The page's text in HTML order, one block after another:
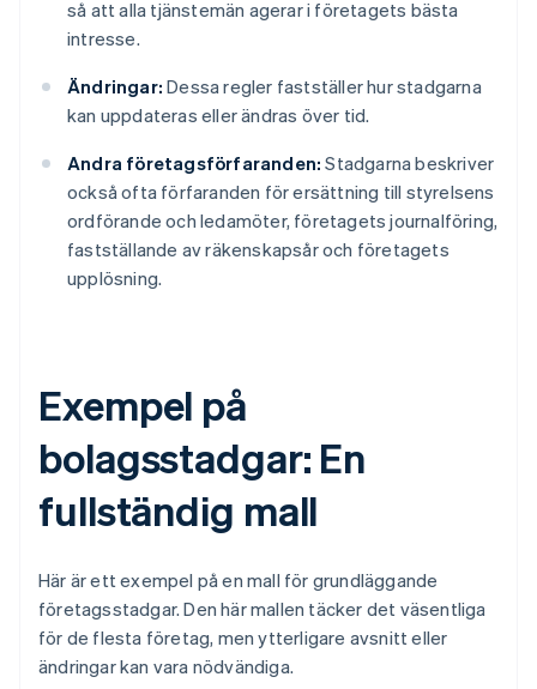
så att alla tjänstemän agerar i företagets bästa
intresse.
Ändringar: Dessa regler fastställer hur stadgarna
kan uppdateras eller ändras över tid.
Andra företagsförfaranden: Stadgarna beskriver
också ofta förfaranden för ersättning till styrelsens
ordförande och ledamöter, företagets journalföring,
fastställande av räkenskapsår och företagets
upplösning.
Exempel på
bolagsstadgar: En
fullständig mall
Här är ett exempel på en mall för grundläggande
företagsstadgar. Den här mallen täcker det väsentliga
för de flesta företag, men ytterligare avsnitt eller
ändringar kan vara nödvändiga.